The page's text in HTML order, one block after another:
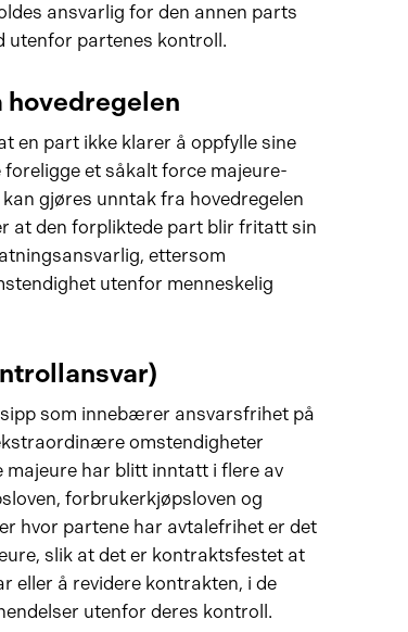
ansvarlig for den annen parts
utenfor partenes kontroll.
en part ikke klarer å oppfylle sine
et såkalt force majeure-
gjøres unntak fra hovedregelen
at den forpliktede part blir fritatt sin
ettersom
utenfor menneskelig
som innebærer ansvarsfrihet på
omstendigheter
har blitt inntatt i flere av
forbrukerkjøpsloven og
hvor partene har avtalefrihet er det
slik at det er kontraktsfestet at
eller å revidere kontrakten, i de
utenfor deres kontroll.